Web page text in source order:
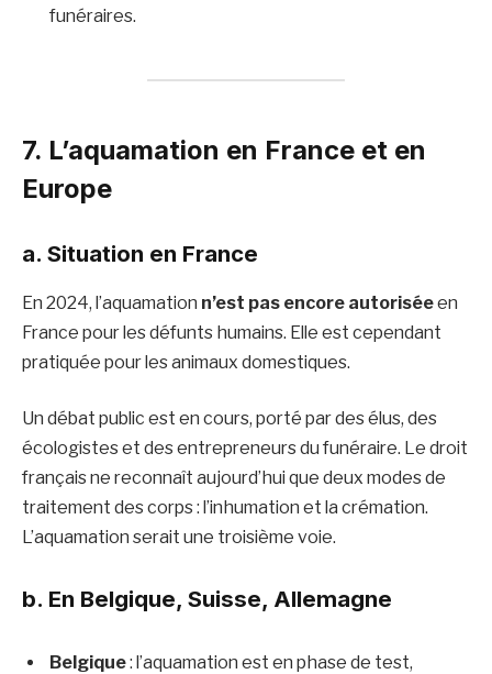
funéraires.
7. L’aquamation en France et en
Europe
a. Situation en France
En 2024, l’aquamation n’est pas encore autoriséeen
France pour les défunts humains. Elle est cependant
pratiquée pour les animaux domestiques.
Un débat public est en cours, porté par des élus, des
écologistes et des entrepreneurs du funéraire. Le droit
français ne reconnaît aujourd’hui que deux modes de
traitement des corps : l’inhumation et la crémation.
L’aquamation serait une troisième voie.
b. En Belgique, Suisse, Allemagne
Belgique: l’aquamation est en phase de test,